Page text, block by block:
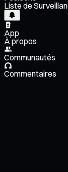
Liste de
App
À propos
Communautés
Commentaires